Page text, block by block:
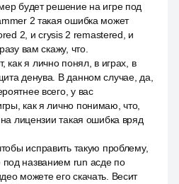
будет решение на игре под
2 такая ошибка может
2, и crysis 2 remastered, и
вам скажу, что.
как я лично понял, в играх, в
денува. В данном случае, да,
всего, у вас
как я лично понимаю, что,
лицензии такая ошибка вряд
исправить такую проблему,
названием run асде по
можете его скачать. Весит